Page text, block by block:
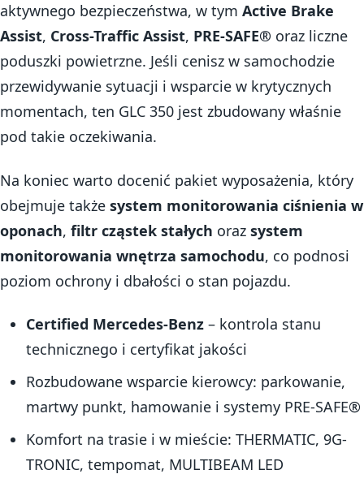
aktywnego bezpieczeństwa, w tym Active Brake
Assist, Cross-Traffic Assist, PRE-SAFE® oraz liczne
poduszki powietrzne. Jeśli cenisz w samochodzie
przewidywanie sytuacji i wsparcie w krytycznych
momentach, ten GLC 350 jest zbudowany właśnie
pod takie oczekiwania.
Na koniec warto docenić pakiet wyposażenia, który
obejmuje także system monitorowania ciśnienia w
oponach, filtr cząstek stałych oraz system
monitorowania wnętrza samochodu, co podnosi
poziom ochrony i dbałości o stan pojazdu.
Certified Mercedes-Benz– kontrola stanu
technicznego i certyfikat jakości
Rozbudowane wsparcie kierowcy: parkowanie,
martwy punkt, hamowanie i systemy PRE-SAFE®
Komfort na trasie i w mieście: THERMATIC, 9G-
TRONIC, tempomat, MULTIBEAM LED